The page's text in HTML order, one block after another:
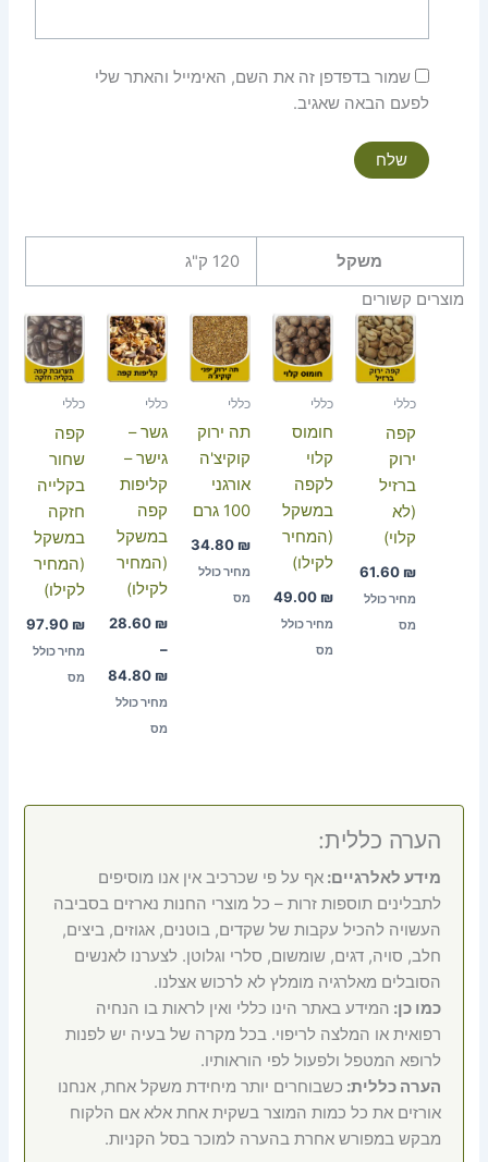
שמור בדפדפן זה את השם, האימייל והאתר שלי
לפעם הבאה שאגיב.
משקל
120 ק"ג
מוצרים קשורים
כללי
קפה
ירוק
ברזיל
(לא
קלוי)
61.60 ₪
מחיר כולל
מס
כללי
חומוס
קלוי
לקפה
במשקל
(המחיר
לקילו)
49.00 ₪
מחיר כולל
מס
כללי
תה ירוק
קוקיצ'ה
אורגני
100 גרם
34.80 ₪
מחיר כולל
מס
כללי
גשר –
גישר –
קליפות
קפה
במשקל
(המחיר
לקילו)
28.60 ₪
–
84.80 ₪
טווח
מחירים:
⁦28.60 ₪⁩
עד
מחיר כולל
מס
כללי
קפה
שחור
בקלייה
חזקה
במשקל
(המחיר
לקילו)
97.90 ₪
מחיר כולל
מס
הערה כללית:
מידע לאלרגיים:אף על פי שכרכיב אין אנו מוסיפים
לתבלינים תוספות זרות – כל מוצרי החנות נארזים בסביבה
העשויה להכיל עקבות של שקדים, בוטנים, אגוזים, ביצים,
חלב, סויה, דגים, שומשום, סלרי וגלוטן. לצערנו לאנשים
הסובלים מאלרגיה מומלץ לא לרכוש אצלנו.
כמו כן: המידע באתר הינו כללי ואין לראות בו הנחיה
רפואית או המלצה לריפוי. בכל מקרה של בעיה יש לפנות
לרופא המטפל ולפעול לפי הוראותיו.
הערה כללית: כשבוחרים יותר מיחידת משקל אחת, אנחנו
אורזים את כל כמות המוצר בשקית אחת אלא אם הלקוח
מבקש במפורש אחרת בהערה למוכר בסל הקניות.